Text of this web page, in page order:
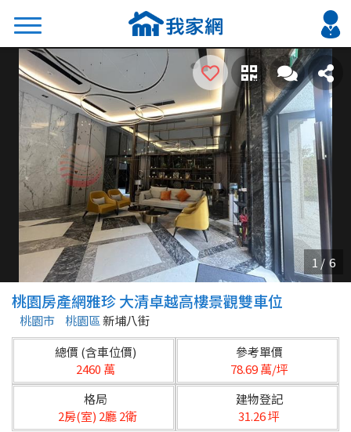
搜尋
熱門關鍵字
2026 台北降價好屋限量釋出
2026 新北降價好屋限量釋出
2026 台中降價好屋限量釋出
2026 台南降價好屋限量釋出
2026 高雄降價好屋限量釋出
縣市
不限
台北市
基隆市
新北市
區域
桃園房產網雅珍 大清卓越高樓景觀雙車位
桃園市 桃園區新埔八街
總價 (含車位價)
2460 萬
參考單價
78.69 萬/坪
格局
2房(室) 2廳 2衛
建物登記
31.26 坪